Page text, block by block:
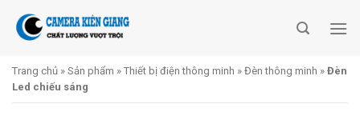
Trang chủ » Sản phẩm » Thiết bị điện thông minh » Đèn thông minh » Đèn
Led chiếu sáng